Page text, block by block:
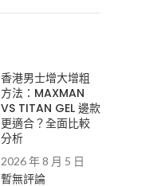
香港男士增大增粗
方法：MAXMAN
VS TITAN GEL 邊款
更適合？全面比較
分析
2026 年 8 月 5 日
暫無評論